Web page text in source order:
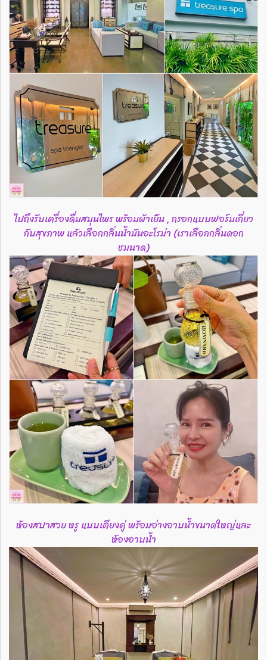
ไปถึงรับเครื่องดื่มสมุนไพร พร้อมผ้าเย็น , กรอกแบบฟอร์มเกี่ยว
กับสุขภาพ แล้วเลือกกลิ่นน้ำมันอะโรม่า (เราเลือกกลิ่นดอก
ชมนาด)
ห้องสปาสวย หรู แบบเตียงคู่ พร้อมอ่างอาบน้ำขนาดใหญ่และ
ห้องอาบน้ำ